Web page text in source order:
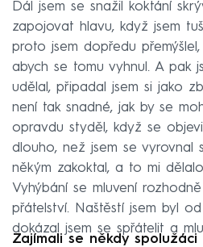
Dál jsem se snažil koktání
zapojovat hlavu, když jsem
proto jsem dopředu
abych se tomu vyhnul. A pak
udělal, připadal jsem si jako
není tak snadné, jak by se
opravdu styděl, když se
dlouho, než jsem se vyrovnal
někým zakoktal, a to mi
Vyhýbání se mluvení
přátelství. Naštěstí jsem byl
dokázal jsem se spřátelit a
Zajímali se někdy